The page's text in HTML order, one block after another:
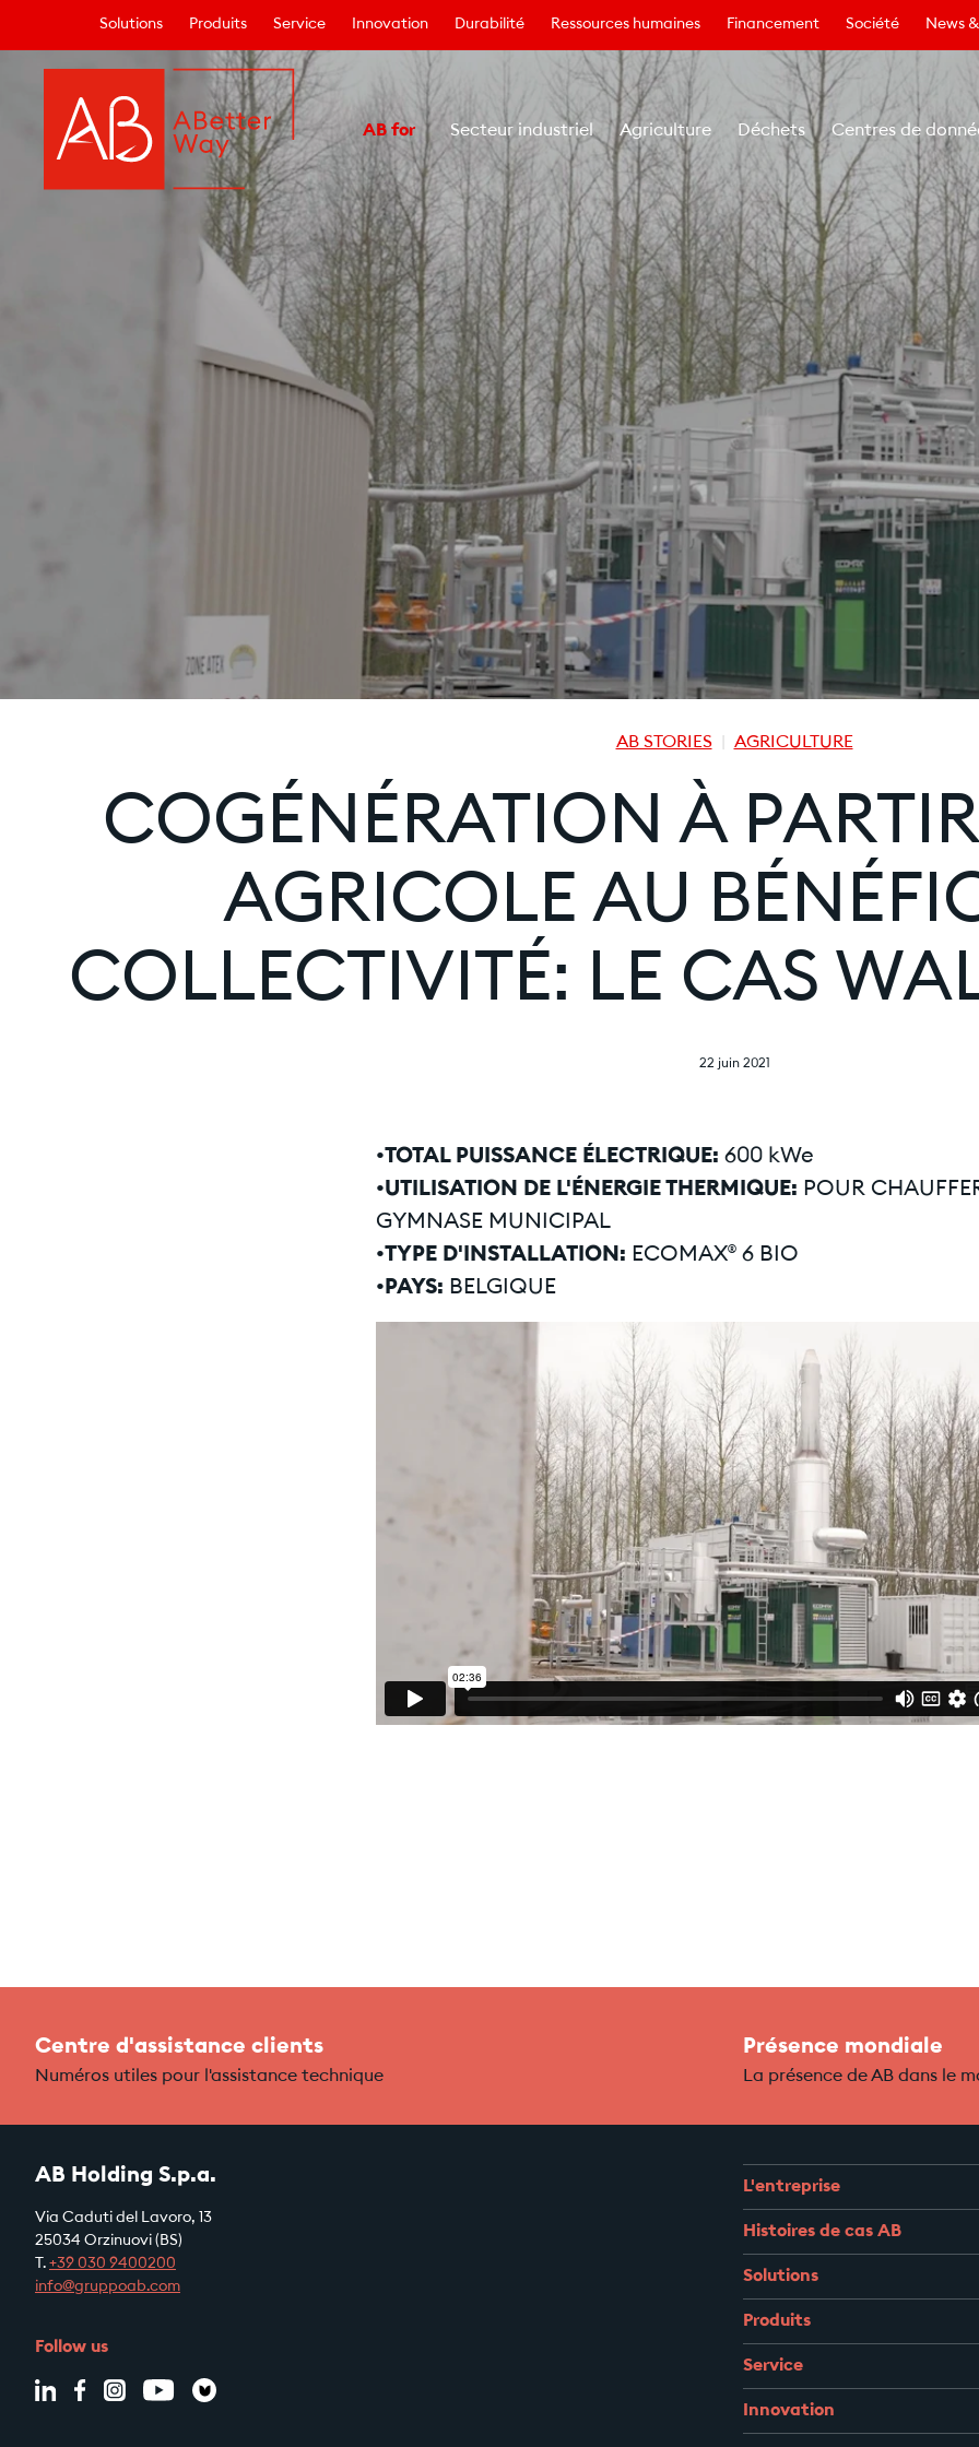
Solutions Produits Service Innovation Durabilité Ressources humaines Financement Société News
AB for Secteur industriel Agriculture Déchets Centres de
AB STORIES AGRICULTURE
COGÉNÉRATION À
AGRICOLE AU
COLLECTIVITÉ: LE CAS
22 juin 2021
•TOTAL PUISSANCE ÉLECTRIQUE: 600 kWe
•UTILISATION DE L'ÉNERGIE THERMIQUE: POUR
GYMNASE MUNICIPAL
•TYPE D'INSTALLATION: ECOMAX® 6 BIO
•PAYS: BELGIQUE
Centre d'assistance clients
Numéros utiles pour l'assistance technique
Présence mondiale
La présence de AB dans le
AB Holding S.p.a.
Via Caduti del Lavoro, 13
25034 Orzinuovi (BS)
T. +39 030 9400200
info@gruppoab.com
Follow us
L'entreprise
Histoires de cas AB
Solutions
Produits
Service
Innovation